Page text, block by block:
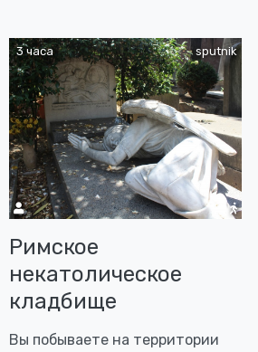
sputnik
3 часа
Римское
некатолическое
кладбище
Вы побываете на территории